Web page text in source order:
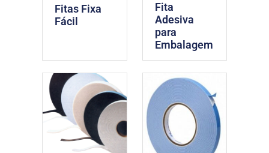
Fitas Fixa
Fácil
Fita
Adesiva
para
Embalagem